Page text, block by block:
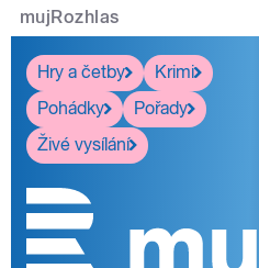
mujRozhlas
Hry a četby
Krimi
Pohádky
Pořady
Živé vysílání